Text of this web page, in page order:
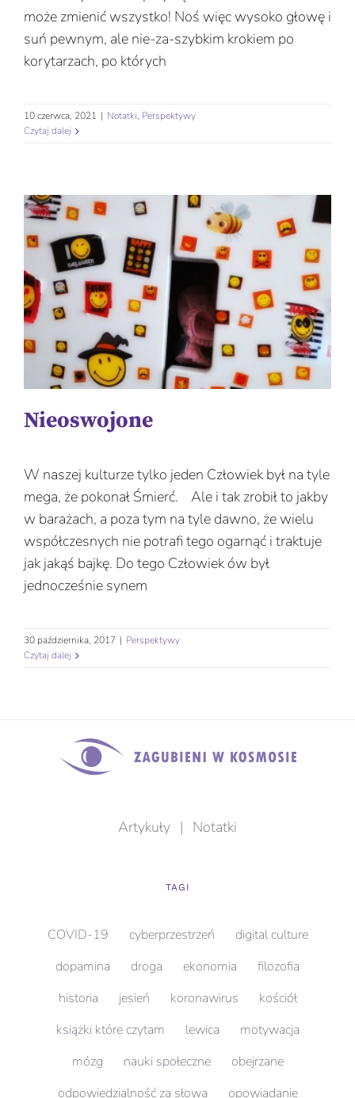
może zmienić wszystko! Noś więc wysoko głowę i
suń pewnym, ale nie-za-szybkim krokiem po
korytarzach, po których
10 czerwca, 2021 | Notatki, Perspektywy
Czytaj dalej
Nieoswojone
W naszej kulturze tylko jeden Człowiek był na tyle
mega, że pokonał Śmierć. Ale i tak zrobił to jakby
w barażach, a poza tym na tyle dawno, że wielu
współczesnych nie potrafi tego ogarnąć i traktuje
jak jakąś bajkę. Do tego Człowiek ów był
jednocześnie synem
30 października, 2017 | Perspektywy
Czytaj dalej
Artykuły | Notatki
TAGI
COVID-19 cyberprzestrzeń
digital culture
dopamina
droga ekonomia
filozofia
historia
jesień koronawirus
kościół
książki które czytam
lewica
motywacja
mózg
nauki społeczne
obejrzane
odpowiedzialność za słowa
opowiadanie